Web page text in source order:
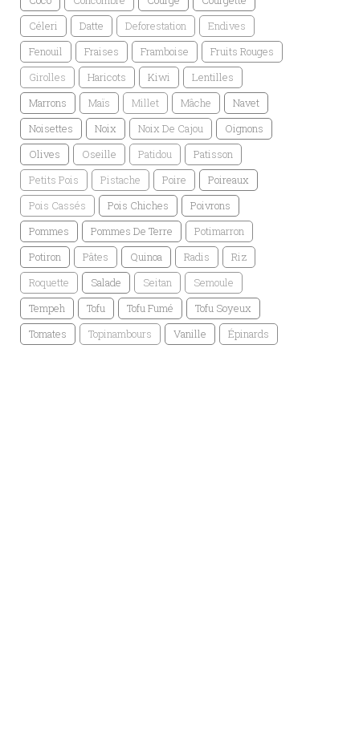
Céleri
Datte Deforestation
Endives
Fenouil
Fraises Framboise
Fruits Rouges
Girolles
Haricots Kiwi
Lentilles
Marrons
Maïs Millet Mâche
Navet
Noisettes
Noix Noix De Cajou
Oignons
Olives
Oseille Patidou
Patisson
Petits Pois
Pistache Poire
Poireaux
Pois Cassés
Pois Chiches
Poivrons
Pommes
Pommes De Terre
Potimarron
Potiron
Pâtes Quinoa Radis
Riz
Roquette
Salade Seitan
Semoule
Tempeh
Tofu Tofu Fumé
Tofu Soyeux
Tomates
Topinambours Vanille Épinards